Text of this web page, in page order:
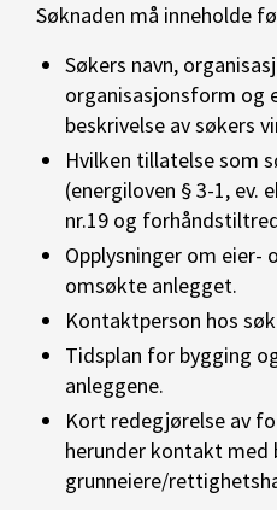
Søknaden må inneholde
Søkers navn,
organisasjonsform og
beskrivelse av søkers
Hvilken tillatelse som
(energiloven § 3-1, ev.
nr.19 og
Opplysninger om
omsøkte anlegget.
Kontaktperson hos
Tidsplan for bygging
anleggene.
Kort redegjørelse av
herunder kontakt
grunneiere/